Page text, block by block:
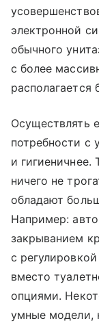
электронной
обычного
с более
располагается
Осуществлять
потребности с
и
ничего не
обладают
Например:
закрыванием
с
вместо
опциями.
умные модели,